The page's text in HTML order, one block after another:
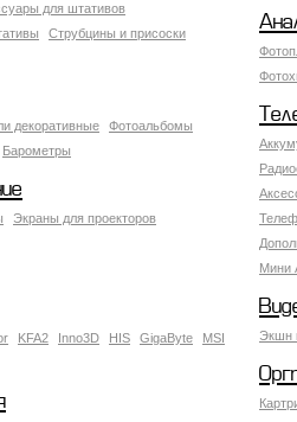
для штативов
Струбцины и присоски
декоративные
Фотоальбомы
Барометры
Мини
Экраны для проекторов
Экшн
KFA2 Inno3D HIS GigaByte
MSI